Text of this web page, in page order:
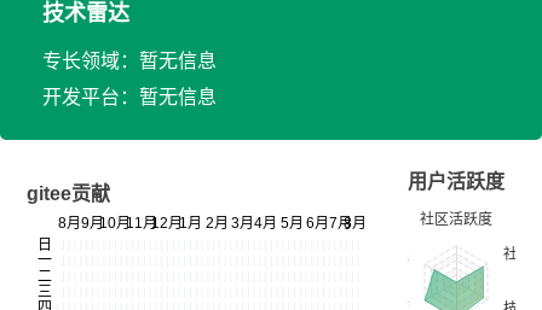
技术雷达
专长领域：暂无信息
开发平台：暂无信息
gitee贡献
用户活跃度